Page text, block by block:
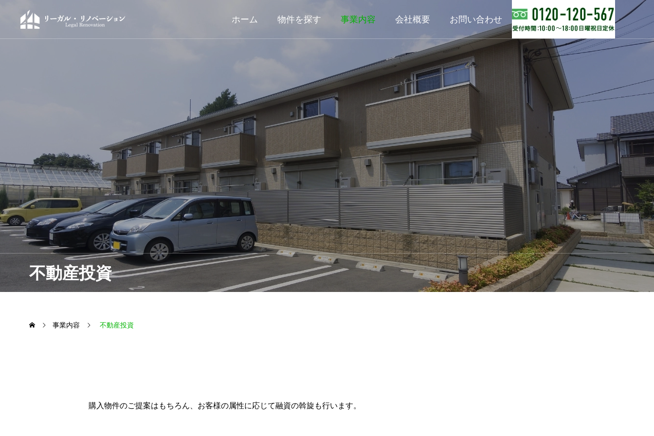
ホーム 物件を探す 事業内容 会社概要 お問い合わせ
事業内容
不動産売買仲介事業
不動産を買いたい方
不動産を売りたい方
不動産買取再販事業
相続不動産の買取
事故物件の買取
共有持分の買取
再建築不可物件の買取
借地・底地の買取
収益不動産コンサル
ティング事業
不動産投資
不動産投資
事業内容 不動産投資
購入物件のご提案はもちろん、お客様の属性に応じて融資の斡旋も行います。